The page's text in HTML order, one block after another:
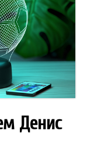
Денис